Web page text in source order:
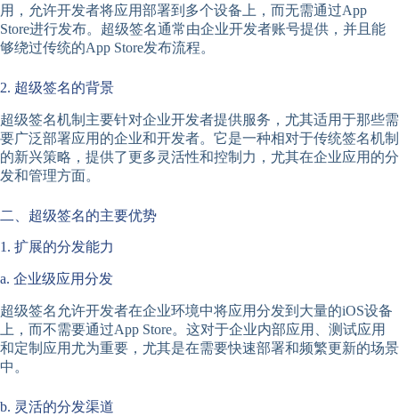
用，允许开发者将应用部署到多个设备上，而无需通过App
Store进行发布。超级签名通常由企业开发者账号提供，并且能
够绕过传统的App Store发布流程。
2. 超级签名的背景
超级签名机制主要针对企业开发者提供服务，尤其适用于那些需
要广泛部署应用的企业和开发者。它是一种相对于传统签名机制
的新兴策略，提供了更多灵活性和控制力，尤其在企业应用的分
发和管理方面。
二、超级签名的主要优势
1. 扩展的分发能力
a. 企业级应用分发
超级签名允许开发者在企业环境中将应用分发到大量的iOS设备
上，而不需要通过App Store。这对于企业内部应用、测试应用
和定制应用尤为重要，尤其是在需要快速部署和频繁更新的场景
中。
b. 灵活的分发渠道